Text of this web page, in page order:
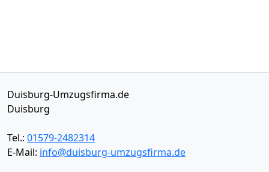
Duisburg-Umzugsfirma.de
Duisburg
Tel.: 01579-2482314
E-Mail: info@duisburg-umzugsfirma.de